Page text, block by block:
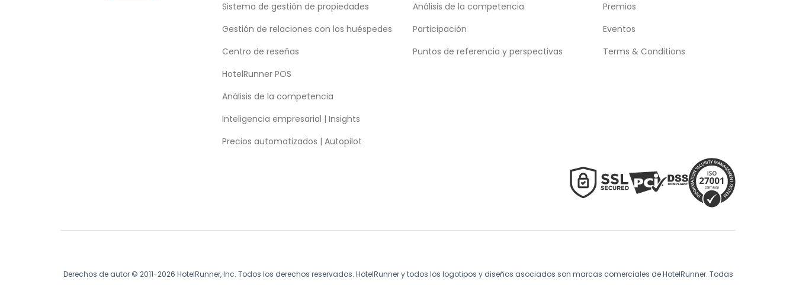
Sistema de gestión de propiedades
Gestión de relaciones con los huéspedes
Centro de reseñas
HotelRunner POS
Análisis de la competencia
Inteligencia empresarial | Insights
Precios automatizados | Autopilot
Análisis de la competencia
Participación
Puntos de referencia y perspectivas
Premios
Eventos
Terms & Conditions
Derechos de autor © 2011-2026 HotelRunner, Inc. Todos los derechos reservados. HotelRunner y todos los logotipos y diseños asociados son marcas comerciales de HotelRunner. Todas